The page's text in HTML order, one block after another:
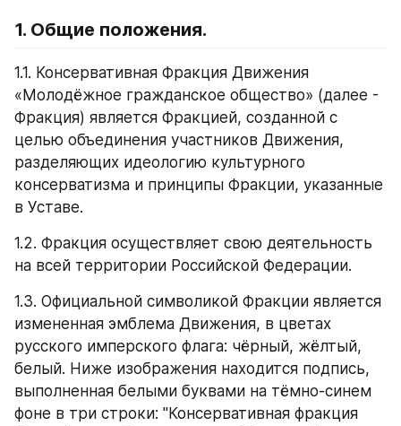
1. Общие положения.
1.1. Консервативная Фракция Движения
«Молодёжное гражданское общество» (далее -
Фракция) является Фракцией, созданной с
целью объединения участников Движения,
разделяющих идеологию культурного
консерватизма и принципы Фракции, указанные
в Уставе.
1.2. Фракция осуществляет свою деятельность
на всей территории Российской Федерации.
1.3. Официальной символикой Фракции является
измененная эмблема Движения, в цветах
русского имперского флага: чёрный, жёлтый,
белый. Ниже изображения находится подпись,
выполненная белыми буквами на тёмно-синем
фоне в три строки: "Консервативная фракция